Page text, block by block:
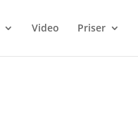
Video Priser